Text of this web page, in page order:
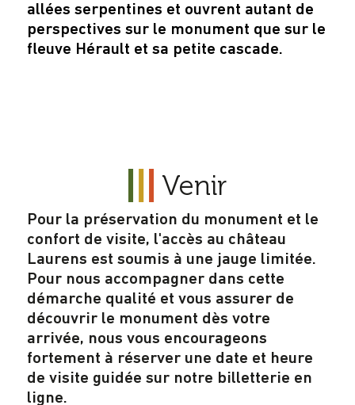
allées serpentines et ouvrent autant de
perspectives sur le monument que sur le
fleuve Hérault et sa petite cascade.
Venir
Pour la préservation du monument et le
confort de visite, l'accès au château
Laurens est soumis à une jauge limitée.
Pour nous accompagner dans cette
démarche qualité et vous assurer de
découvrir le monument dès votre
arrivée, nous vous encourageons
fortement à réserver une date et heure
de visite guidée sur notre billetterie en
ligne.